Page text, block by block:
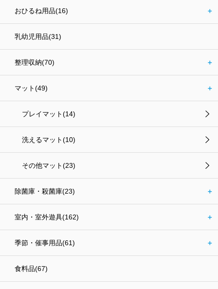
おひるね用品(16) ＋
乳幼児用品(31)
整理収納(70) ＋
マット(49) ＋
プレイマット(14)
洗えるマット(10)
その他マット(23)
除菌庫・殺菌庫(23) ＋
室内・室外遊具(162) ＋
季節・催事用品(61) ＋
食料品(67)